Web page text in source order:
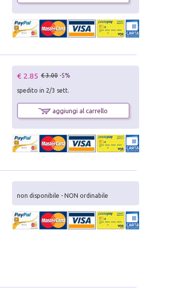
€ 2.85 € 3.00 -5%
spedito in 2/3 sett.
aggiungi al carrello
non disponibile - NON ordinabile